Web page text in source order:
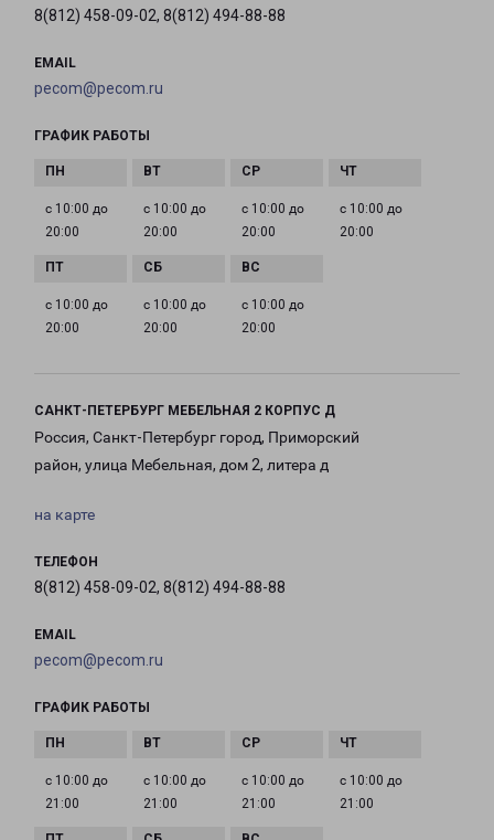
8(812) 458-09-02, 8(812) 494-88-88
EMAIL
pecom@pecom.ru
ГРАФИК РАБОТЫ
с 10:00 до
20:00
с 10:00 до
20:00
с 10:00 до
20:00
с 10:00 до
20:00
с 10:00 до
20:00
с 10:00 до
20:00
с 10:00 до
20:00
САНКТ-ПЕТЕРБУРГ МЕБЕЛЬНАЯ 2 КОРПУС Д
Россия, Санкт-Петербург город, Приморский
район, улица Мебельная, дом 2, литера д
на карте
ТЕЛЕФОН
8(812) 458-09-02, 8(812) 494-88-88
EMAIL
pecom@pecom.ru
ГРАФИК РАБОТЫ
с 10:00 до
21:00
с 10:00 до
21:00
с 10:00 до
21:00
с 10:00 до
21:00